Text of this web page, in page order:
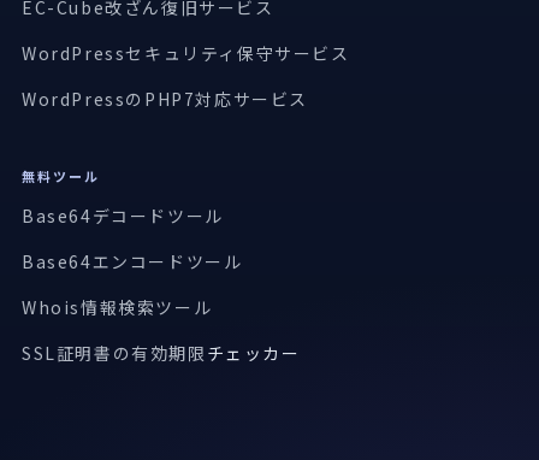
EC-Cube改ざん復旧サービス
WordPressセキュリティ保守サービス
WordPressのPHP7対応サービス
無料ツール
Base64デコードツール
Base64エンコードツール
Whois情報検索ツール
SSL証明書の有効期限 チェッカー